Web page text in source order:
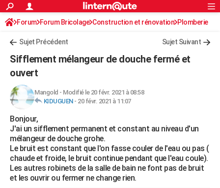
ACTUALITÉS
Politique
Société
Faits Divers
Education
Monde
Villes
+
Programme TV
Streaming
Sorties cinéma
FINANCE
Retraite
Impôts
Epargne
Immobilier
Risques naturels par ville
Banque
Assurance
Crédit
AUTO
Essais
Réserver un essai
Citadines
Berlines
SUV
Forum auto
HIGH-TECH
Mobiles
Meilleur smartphone
Internet
Ordinateurs
Jeux vidéo
Guide high-tech
+BRICOLAGE
Forum
Aménagement intérieur
Extérieur
Cuisine
Salle de bains
Jardinage
Rangement
WEEK-END
Guides de France
Escapades
Patrimoine
Expositions
Musées
Week-end nature
+LIFESTYLE
Rechercher
S'inscrire
Connexion
Forum Forum Bricolage Construction et rénovation Plomberie
Sujet Précédent Sujet Suivant
Sifflement mélangeur de douche fermé et
ouvert
Mangold - Modifié le 20 févr. 2021 à 08:58
KIDUGUEN- 20 févr. 2021 à 11:07
Bonjour,
J'ai un sifflement permanent et constant au niveau d'un
mélangeur de douche grohe.
Le bruit est constant que l'on fasse couler de l'eau ou pas (
chaude et froide, le bruit continue pendant que l'eau coule).
Les autres robinets de la salle de bain ne font pas de bruit
et les ouvrir ou fermer ne change rien.